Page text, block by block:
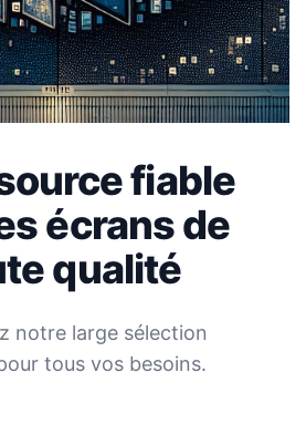
fiable
écrans de
qualité
notre large sélection
tous vos besoins.